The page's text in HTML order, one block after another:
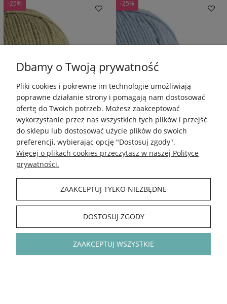
Włóczka YarnArt Jeans Bamboo
-25%
Włóczka YarnArt Jeans Bamboo
-25%
Dbamy o Twoją prywatność
Pliki cookies i pokrewne im technologie umożliwiają
poprawne działanie strony i pomagają nam dostosować
ofertę do Twoich potrzeb. Możesz zaakceptować
wykorzystanie przez nas wszystkich tych plików i przejść
do sklepu lub dostosować użycie plików do swoich
preferencji, wybierając opcję "Dostosuj zgody".
Więcej o plikach cookies przeczytasz w naszej Polityce
prywatności.
ZAAKCEPTUJ TYLKO NIEZBĘDNE
DOSTOSUJ ZGODY
ZAAKCEPTUJ WSZYSTKIE